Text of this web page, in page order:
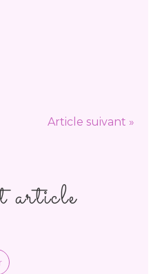
Article suivant »
article